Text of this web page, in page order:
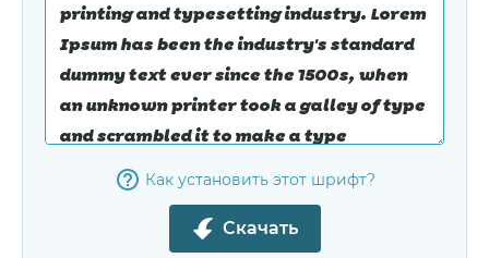
Как установить этот шрифт?
Скачать